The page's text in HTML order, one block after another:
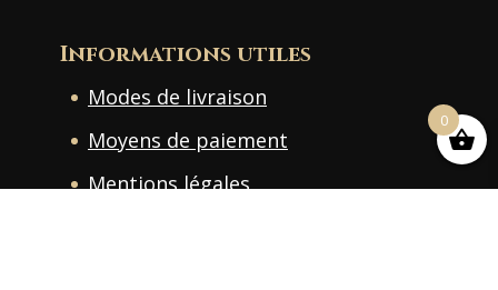
Informations utiles
Modes de livraison
Moyens de paiement
Mentions légales
0